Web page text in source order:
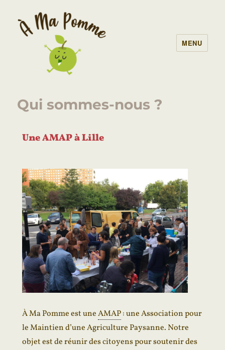
MENU
Qui sommes-nous ?
Une AMAP à Lille
À Ma Pomme est uneAMAP: une Association pour
le Maintien d’une Agriculture Paysanne. Notre
objet est de réunir des citoyens pour soutenir des